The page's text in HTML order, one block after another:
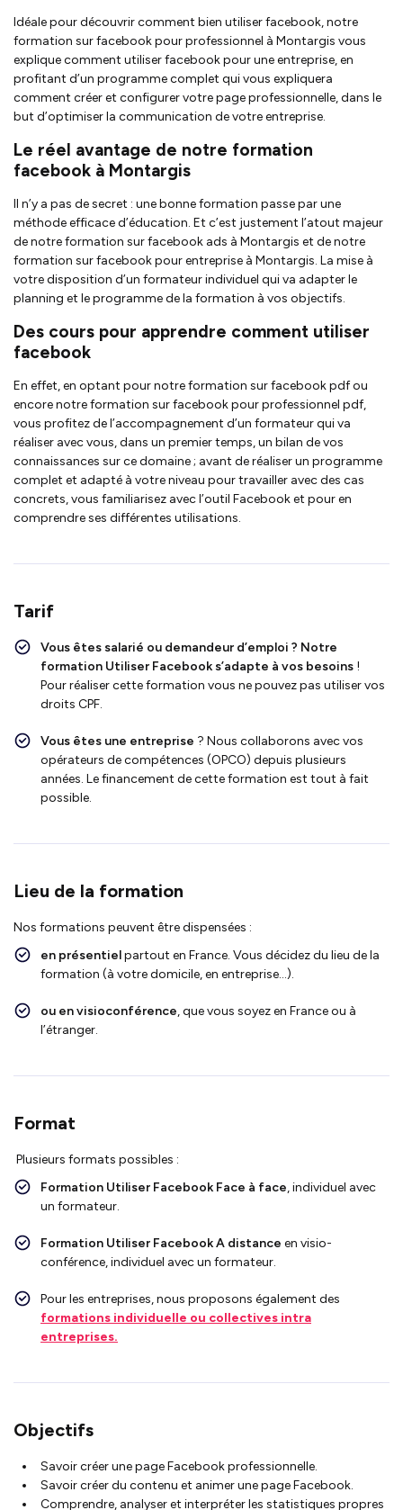
Idéale pour découvrir comment bien utiliser facebook, notre
formation sur facebook pour professionnel à Montargis vous
explique comment utiliser facebook pour une entreprise, en
profitant d’un programme complet qui vous expliquera
comment créer et configurer votre page professionnelle, dans le
but d’optimiser la communication de votre entreprise.
Le réel avantage de notre formation
facebook à Montargis
Il n’y a pas de secret : une bonne formation passe par une
méthode efficace d’éducation. Et c’est justement l’atout majeur
de notre formation sur facebook ads à Montargis et de notre
formation sur facebook pour entreprise à Montargis. La mise à
votre disposition d’un formateur individuel qui va adapter le
planning et le programme de la formation à vos objectifs.
Des cours pour apprendre comment utiliser
facebook
En effet, en optant pour notre formation sur facebook pdf ou
encore notre formation sur facebook pour professionnel pdf,
vous profitez de l’accompagnement d’un formateur qui va
réaliser avec vous, dans un premier temps, un bilan de vos
connaissances sur ce domaine ; avant de réaliser un programme
complet et adapté à votre niveau pour travailler avec des cas
concrets, vous familiarisez avec l’outil Facebook et pour en
comprendre ses différentes utilisations.
Tarif
Vous êtes salarié ou demandeur d’emploi ? Notre
formation Utiliser Facebook s’adapte à vos besoins !
Pour réaliser cette formation vous ne pouvez pas utiliser vos
droits CPF.
Vous êtes une entreprise ? Nous collaborons avec vos
opérateurs de compétences (OPCO) depuis plusieurs
années. Le financement de cette formation est tout à fait
possible.
Lieu de la formation
Nos formations peuvent être dispensées :
en présentielpartout en France. Vous décidez du lieu de la
formation (à votre domicile, en entreprise…).
ou en visioconférence, que vous soyez en France ou à
l’étranger.
Format
Plusieurs formats possibles :
Formation Utiliser Facebook Face à face, individuel avec
un formateur.
Formation Utiliser FacebookA distance en visio-
conférence, individuel avec un formateur.
Pour les entreprises, nous proposons également des
formations individuelle ou collectives intra
entreprises.
Objectifs
Savoir créer une page Facebook professionnelle.
Savoir créer du contenu et animer une page Facebook.
Comprendre, analyser et interpréter les statistiques propres